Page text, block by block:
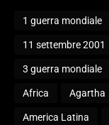
1 guerra mondiale
11 settembre 2001
3 guerra mondiale
Africa Agartha
America Latina